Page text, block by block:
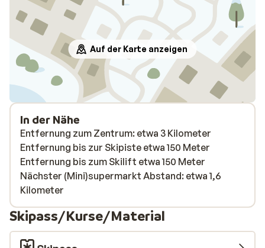
Auf der Karte anzeigen
In der Nähe
Entfernung zum Zentrum: etwa 3 Kilometer
Entfernung bis zur Skipiste etwa 150 Meter
Entfernung bis zum Skilift etwa 150 Meter
Nächster (Mini)supermarkt Abstand: etwa 1,6
Kilometer
Skipass/Kurse/Material